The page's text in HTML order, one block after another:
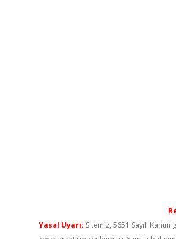
Yasal Uyarı: Sitemiz, 5651 Sayılı